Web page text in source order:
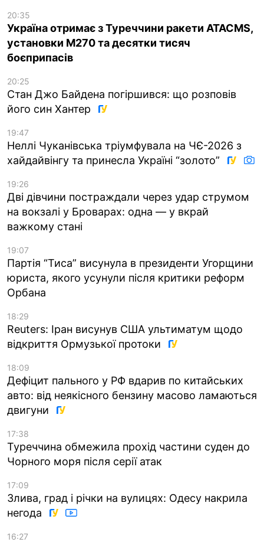
20:35
Україна отримає з Туреччини ракети ATACMS,
установки M270 та десятки тисяч
боєприпасів
20:25
Стан Джо Байдена погіршився: що розповів
його син Хантер
19:47
Неллі Чуканівська тріумфувала на ЧЄ-2026 з
хайдайвінгу та принесла Україні “золото”
19:26
Дві дівчини постраждали через удар струмом
на вокзалі у Броварах: одна — у вкрай
важкому стані
19:07
Партія “Тиса” висунула в президенти Угорщини
юриста, якого усунули після критики реформ
Орбана
18:29
Reuters: Іран висунув США ультиматум щодо
відкриття Ормузької протоки
18:09
Дефіцит пального у РФ вдарив по китайських
авто: від неякісного бензину масово ламаються
двигуни
17:38
Туреччина обмежила прохід частини суден до
Чорного моря після серії атак
17:09
Злива, град і річки на вулицях: Одесу накрила
негода
16:27